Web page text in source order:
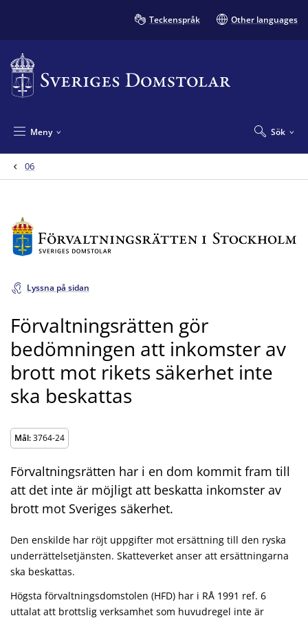
Teckenspråk Other languages
Sök
Meny
06
Lyssna på sidan
Förvaltningsrätten gör
bedömningen att inkomster av
brott mot rikets säkerhet inte
ska beskattas
Mål:3764-24
Förvaltningsrätten har i en dom kommit fram till
att det inte är möjligt att beskatta inkomster av
brott mot Sveriges säkerhet.
Den enskilde har röjt uppgifter mot ersättning till den ryska
underrättelsetjänsten. Skatteverket anser att ersättningarna
ska beskattas.
Högsta förvaltningsdomstolen (HFD) har i RÅ 1991 ref. 6
uttalat att brottslig verksamhet som huvudregel inte är